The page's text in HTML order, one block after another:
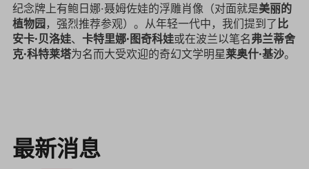
纪念牌上有鲍日娜·聂姆佐娃的浮雕肖像（对面就是美丽的
植物园 ，强烈推荐参观）。从年轻一代中，我们提到了 比
安卡·贝洛娃、 卡特里娜·图奇科娃或在波兰以笔名弗兰蒂舍
克·科特莱塔为名而大受欢迎的奇幻文学明星莱奥什·基沙。
最新消息